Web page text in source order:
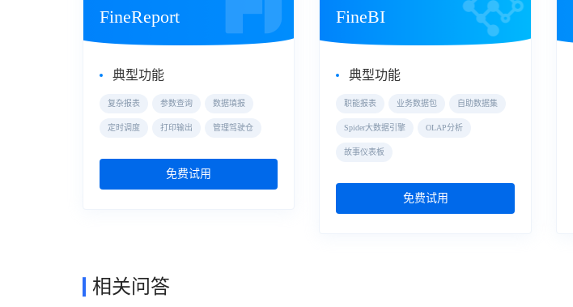
FineReport
典型功能
复杂报表 参数查询 数据填报
定时调度 打印输出 管理驾驶仓
免费试用
FineBI
典型功能
职能报表 业务数据包 自助数据集
Spider大数据引擎 OLAP分析
故事仪表板
免费试用
相关问答